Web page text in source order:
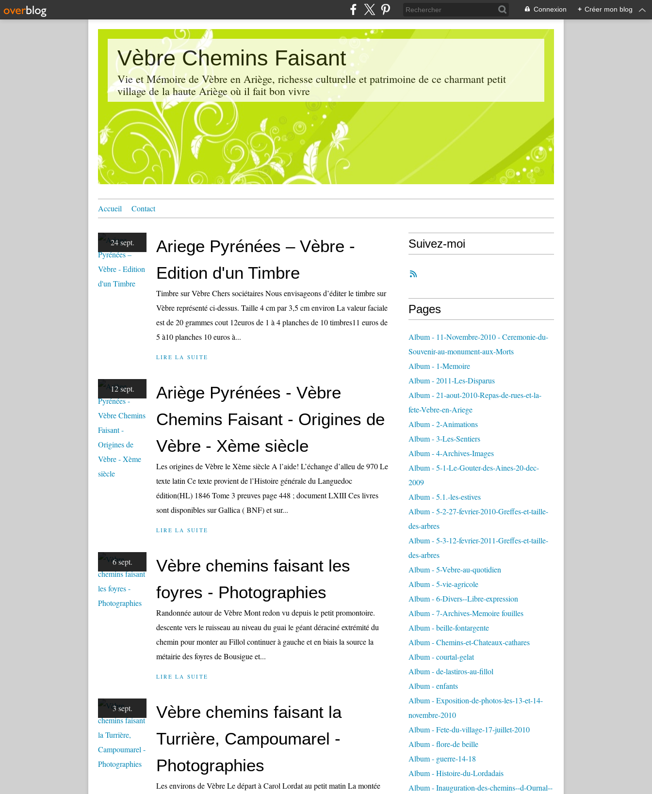
Connexion + Créer mon blog
Vèbre Chemins Faisant
Vie et Mémoire de Vèbre en Ariège, richesse culturelle et patrimoine de ce charmant petit
village de la haute Ariège où il fait bon vivre
Accueil Contact
24 sept.
Ariege Pyrénées – Vèbre -
Edition d'un Timbre
Timbre sur Vèbre Chers sociétaires Nous envisageons d’éditer le timbre sur
Vèbre représenté ci-dessus. Taille 4 cm par 3,5 cm environ La valeur faciale
est de 20 grammes cout 12euros de 1 à 4 planches de 10 timbres11 euros de
5 à10 planches 10 euros à...
LIRE LA SUITE
12 sept.
Ariège Pyrénées - Vèbre
Chemins Faisant - Origines de
Vèbre - Xème siècle
Les origines de Vèbre le Xème siècle A l’aide! L’échange d’alleu de 970 Le
texte latin Ce texte provient de l’Histoire générale du Languedoc
édition(HL) 1846 Tome 3 preuves page 448 ; document LXIII Ces livres
sont disponibles sur Gallica ( BNF) et sur...
LIRE LA SUITE
6 sept.
Vèbre chemins faisant les
foyres - Photographies
Randonnée autour de Vèbre Mont redon vu depuis le petit promontoire.
descente vers le ruisseau au niveau du guai le géant déraciné extrémité du
chemin pour monter au Fillol continuer à gauche et en biais la source la
métairie des foyres de Bousigue et...
LIRE LA SUITE
3 sept.
Vèbre chemins faisant la
Turrière, Campoumarel -
Photographies
Les environs de Vèbre Le départ à Carol Lordat au petit matin La montée
Suivez-moi
Pages
Album - 11-Novembre-2010 - Ceremonie-du-
Souvenir-au-monument-aux-Morts
Album - 1-Memoire
Album - 2011-Les-Disparus
Album - 21-aout-2010-Repas-de-rues-et-la-
fete-Vebre-en-Ariege
Album - 2-Animations
Album - 3-Les-Sentiers
Album - 4-Archives-Images
Album - 5-1-Le-Gouter-des-Aines-20-dec-
2009
Album - 5.1.-les-estives
Album - 5-2-27-fevrier-2010-Greffes-et-taille-
des-arbres
Album - 5-3-12-fevrier-2011-Greffes-et-taille-
des-arbres
Album - 5-Vebre-au-quotidien
Album - 5-vie-agricole
Album - 6-Divers--Libre-expression
Album - 7-Archives-Memoire fouilles
Album - beille-fontargente
Album - Chemins-et-Chateaux-cathares
Album - courtal-gelat
Album - de-lastiros-au-fillol
Album - enfants
Album - Exposition-de-photos-les-13-et-14-
novembre-2010
Album - Fete-du-village-17-juillet-2010
Album - flore-de beille
Album - guerre-14-18
Album - Histoire-du-Lordadais
Album - Inauguration-des-chemins--d-Ournal--